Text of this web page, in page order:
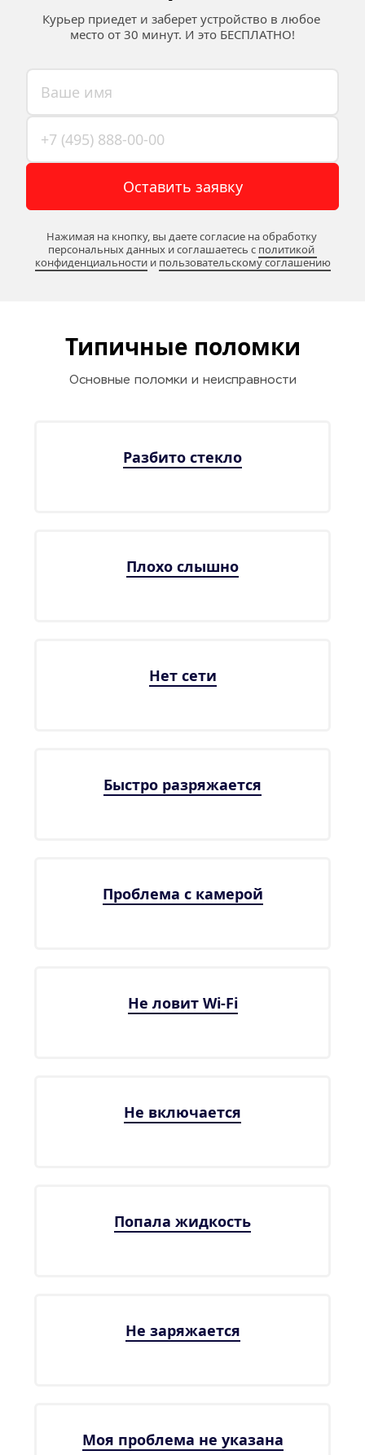
Курьер приедет и заберет устройство в любое
место от 30 минут. И это БЕСПЛАТНО!
Оставить заявку
Нажимая на кнопку, вы даете согласие на обработку
персональных данных и соглашаетесь c политикой
конфиденциальности и пользовательскому соглашению
Типичные поломки
Основные поломки и неисправности
Разбито стекло
Плохо слышно
Нет сети
Быстро разряжается
Проблема с камерой
Не ловит Wi-Fi
Не включается
Попала жидкость
Не заряжается
Моя проблема не указана